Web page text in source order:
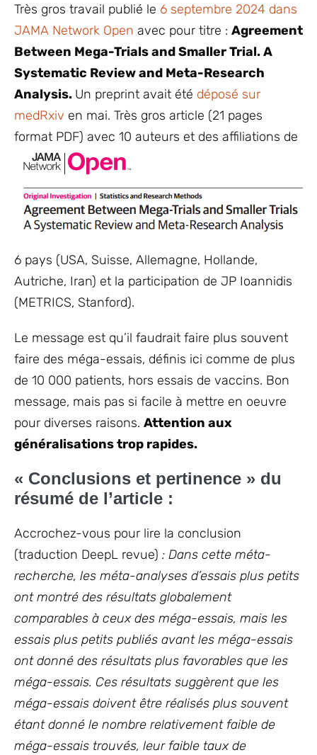
Très gros travail publié le 6 septembre 2024 dans
JAMA Network Open avec pour titre : Agreement
Between Mega-Trials and Smaller Trial.A
Systematic Review and Meta-Research
Analysis. Un preprint avait été déposé sur
medRxiv en mai. Très gros article (21 pages
format PDF) avec 10 auteurs et des affiliations de
6 pays (USA, Suisse, Allemagne, Hollande,
Autriche, Iran) et la participation de JP Ioannidis
(METRICS, Stanford).
Le message est qu’il faudrait faire plus souvent
faire des méga-essais, définis ici comme de plus
de 10 000 patients, hors essais de vaccins. Bon
message, mais pas si facile à mettre en oeuvre
pour diverses raisons. Attention aux
généralisations trop rapides.
« Conclusions et pertinence » du
résumé de l’article :
Accrochez-vous pour lire la conclusion
(traduction DeepL revue) : Dans cette méta-
recherche, les méta-analyses d’essais plus petits
ont montré des résultats globalement
comparables à ceux des méga-essais, mais les
essais plus petits publiés avant les méga-essais
ont donné des résultats plus favorables que les
méga-essais. Ces résultats suggèrent que les
méga-essais doivent être réalisés plus souvent
étant donné le nombre relativement faible de
méga-essais trouvés, leur faible taux de